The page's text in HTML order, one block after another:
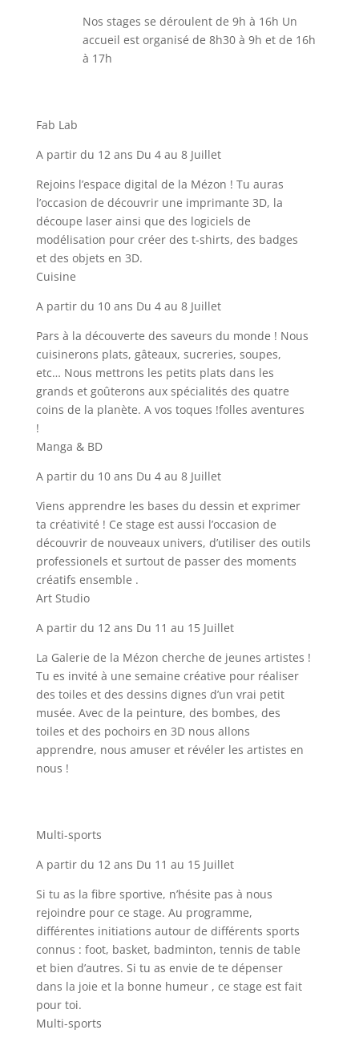
Nos stages se déroulent de 9h à 16h Un
accueil est organisé de 8h30 à 9h et de 16h
à 17h
Fab Lab
A partir du 12 ans Du 4 au 8 Juillet
Rejoins l’espace digital de la Mézon ! Tu auras
l’occasion de découvrir une imprimante 3D, la
découpe laser ainsi que des logiciels de
modélisation pour créer des t-shirts, des badges
et des objets en 3D.
Cuisine
A partir du 10 ans Du 4 au 8 Juillet
Pars à la découverte des saveurs du monde ! Nous
cuisinerons plats, gâteaux, sucreries, soupes,
etc… Nous mettrons les petits plats dans les
grands et goûterons aux spécialités des quatre
coins de la planète. A vos toques !folles aventures
!
Manga & BD
A partir du 10 ans Du 4 au 8 Juillet
Viens apprendre les bases du dessin et exprimer
ta créativité ! Ce stage est aussi l’occasion de
découvrir de nouveaux univers, d’utiliser des outils
professionels et surtout de passer des moments
créatifs ensemble .
Art Studio
A partir du 12 ans Du 11 au 15 Juillet
La Galerie de la Mézon cherche de jeunes artistes !
Tu es invité à une semaine créative pour réaliser
des toiles et des dessins dignes d’un vrai petit
musée. Avec de la peinture, des bombes, des
toiles et des pochoirs en 3D nous allons
apprendre, nous amuser et révéler les artistes en
nous !
Multi-sports
A partir du 12 ans Du 11 au 15 Juillet
Si tu as la fibre sportive, n’hésite pas à nous
rejoindre pour ce stage. Au programme,
différentes initiations autour de différents sports
connus : foot, basket, badminton, tennis de table
et bien d’autres. Si tu as envie de te dépenser
dans la joie et la bonne humeur , ce stage est fait
pour toi.
Multi-sports